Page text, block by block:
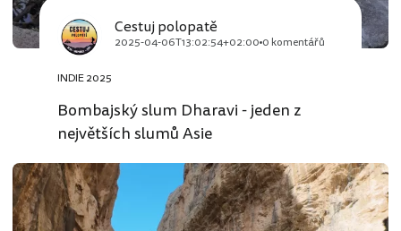
Cestuj polopatě
2025-04-06T13:02:54+02:00 0 komentářů
INDIE 2025
Bombajský slum Dharavi - jeden z
největších slumů Asie